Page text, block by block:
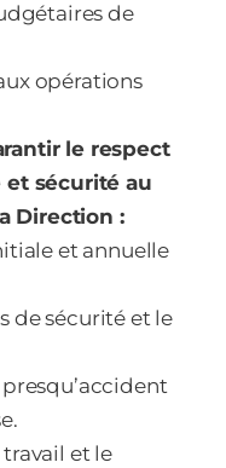
de
opérations
le respect
et sécurité au
Direction :
et annuelle
de sécurité et le
et le